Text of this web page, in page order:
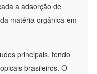
a adsorção de
matéria orgânica em
principais, tendo
brasileiros. O